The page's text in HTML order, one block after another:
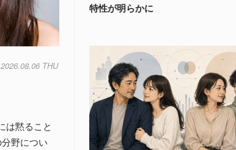
2026.08.06 THU
は黙ること
野につい
特性が明らかに